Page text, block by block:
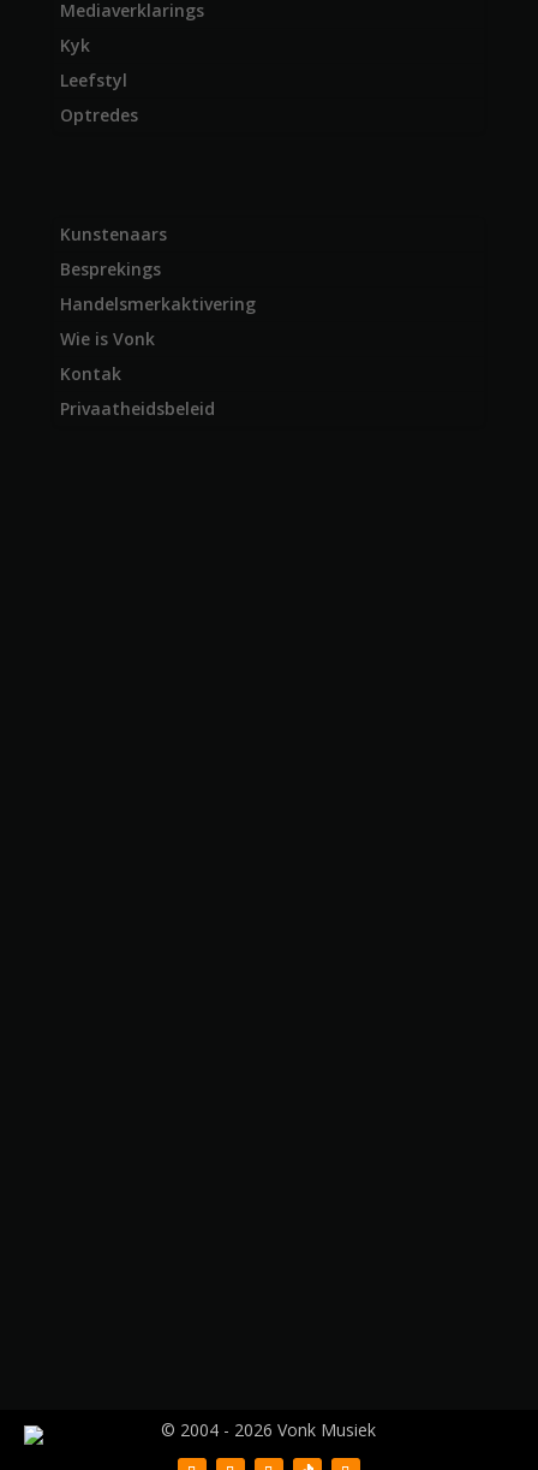
Mediaverklarings
Kyk
Leefstyl
Optredes
Kunstenaars
Besprekings
Handelsmerkaktivering
Wie is Vonk
Kontak
Privaatheidsbeleid
© 2004 - 2026 Vonk Musiek